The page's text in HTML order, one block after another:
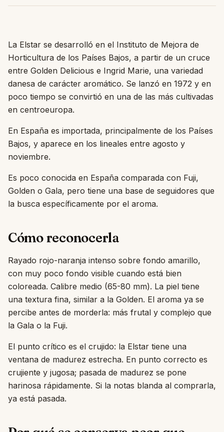
La Elstar se desarrolló en el Instituto de Mejora de
Horticultura de los Países Bajos, a partir de un cruce
entre Golden Delicious e Ingrid Marie, una variedad
danesa de carácter aromático. Se lanzó en 1972 y en
poco tiempo se convirtió en una de las más cultivadas
en centroeuropa.
En España es importada, principalmente de los Países
Bajos, y aparece en los lineales entre agosto y
noviembre.
Es poco conocida en España comparada con Fuji,
Golden o Gala, pero tiene una base de seguidores que
la busca específicamente por el aroma.
Cómo reconocerla
Rayado rojo-naranja intenso sobre fondo amarillo,
con muy poco fondo visible cuando está bien
coloreada. Calibre medio (65-80 mm). La piel tiene
una textura fina, similar a la Golden. El aroma ya se
percibe antes de morderla: más frutal y complejo que
la Gala o la Fuji.
El punto crítico es el crujido: la Elstar tiene una
ventana de madurez estrecha. En punto correcto es
crujiente y jugosa; pasada de madurez se pone
harinosa rápidamente. Si la notas blanda al comprarla,
ya está pasada.